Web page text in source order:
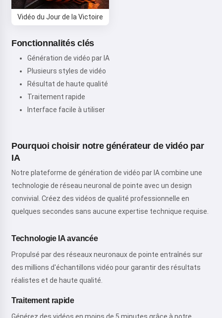
Vidéo du Jour de la Victoire
Fonctionnalités clés
Génération de vidéo par IA
Plusieurs styles de vidéo
Résultat de haute qualité
Traitement rapide
Interface facile à utiliser
Pourquoi choisir notre générateur de vidéo par
IA
Notre plateforme de génération de vidéo par IA combine une
technologie de réseau neuronal de pointe avec un design
convivial. Créez des vidéos de qualité professionnelle en
quelques secondes sans aucune expertise technique requise.
Technologie IA avancée
Propulsé par des réseaux neuronaux de pointe entraînés sur
des millions d'échantillons vidéo pour garantir des résultats
réalistes et de haute qualité.
Traitement rapide